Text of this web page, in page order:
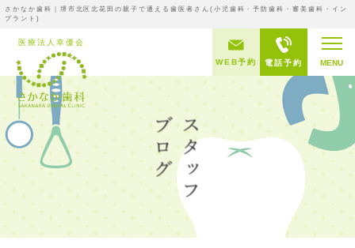
さかなか歯科｜堺市北区北花田の親子で通える歯医者さん(小児歯科・予防歯科・審美歯科・イン
プラント)
MENU
電話予約
WEB予約